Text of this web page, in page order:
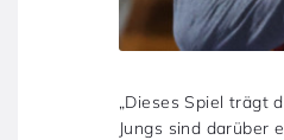
„Dieses Spiel trägt
Jungs sind darüber